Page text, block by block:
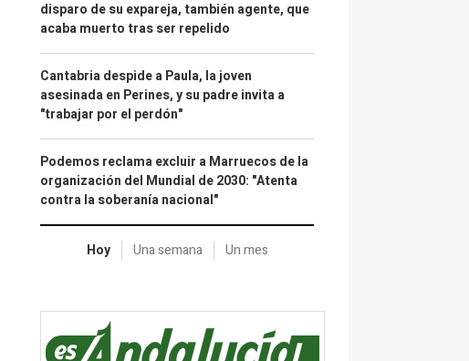
disparo de su expareja, también agente, que
acaba muerto tras ser repelido
Cantabria despide a Paula, la joven
asesinada en Perines, y su padre invita a
"trabajar por el perdón"
Podemos reclama excluir a Marruecos de la
organización del Mundial de 2030: "Atenta
contra la soberanía nacional"
Hoy Una semana Un mes